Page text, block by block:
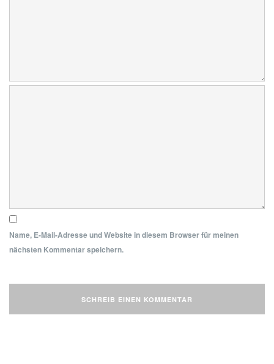
Name, E-Mail-Adresse und Website in diesem Browser für meinen
nächsten Kommentar speichern.